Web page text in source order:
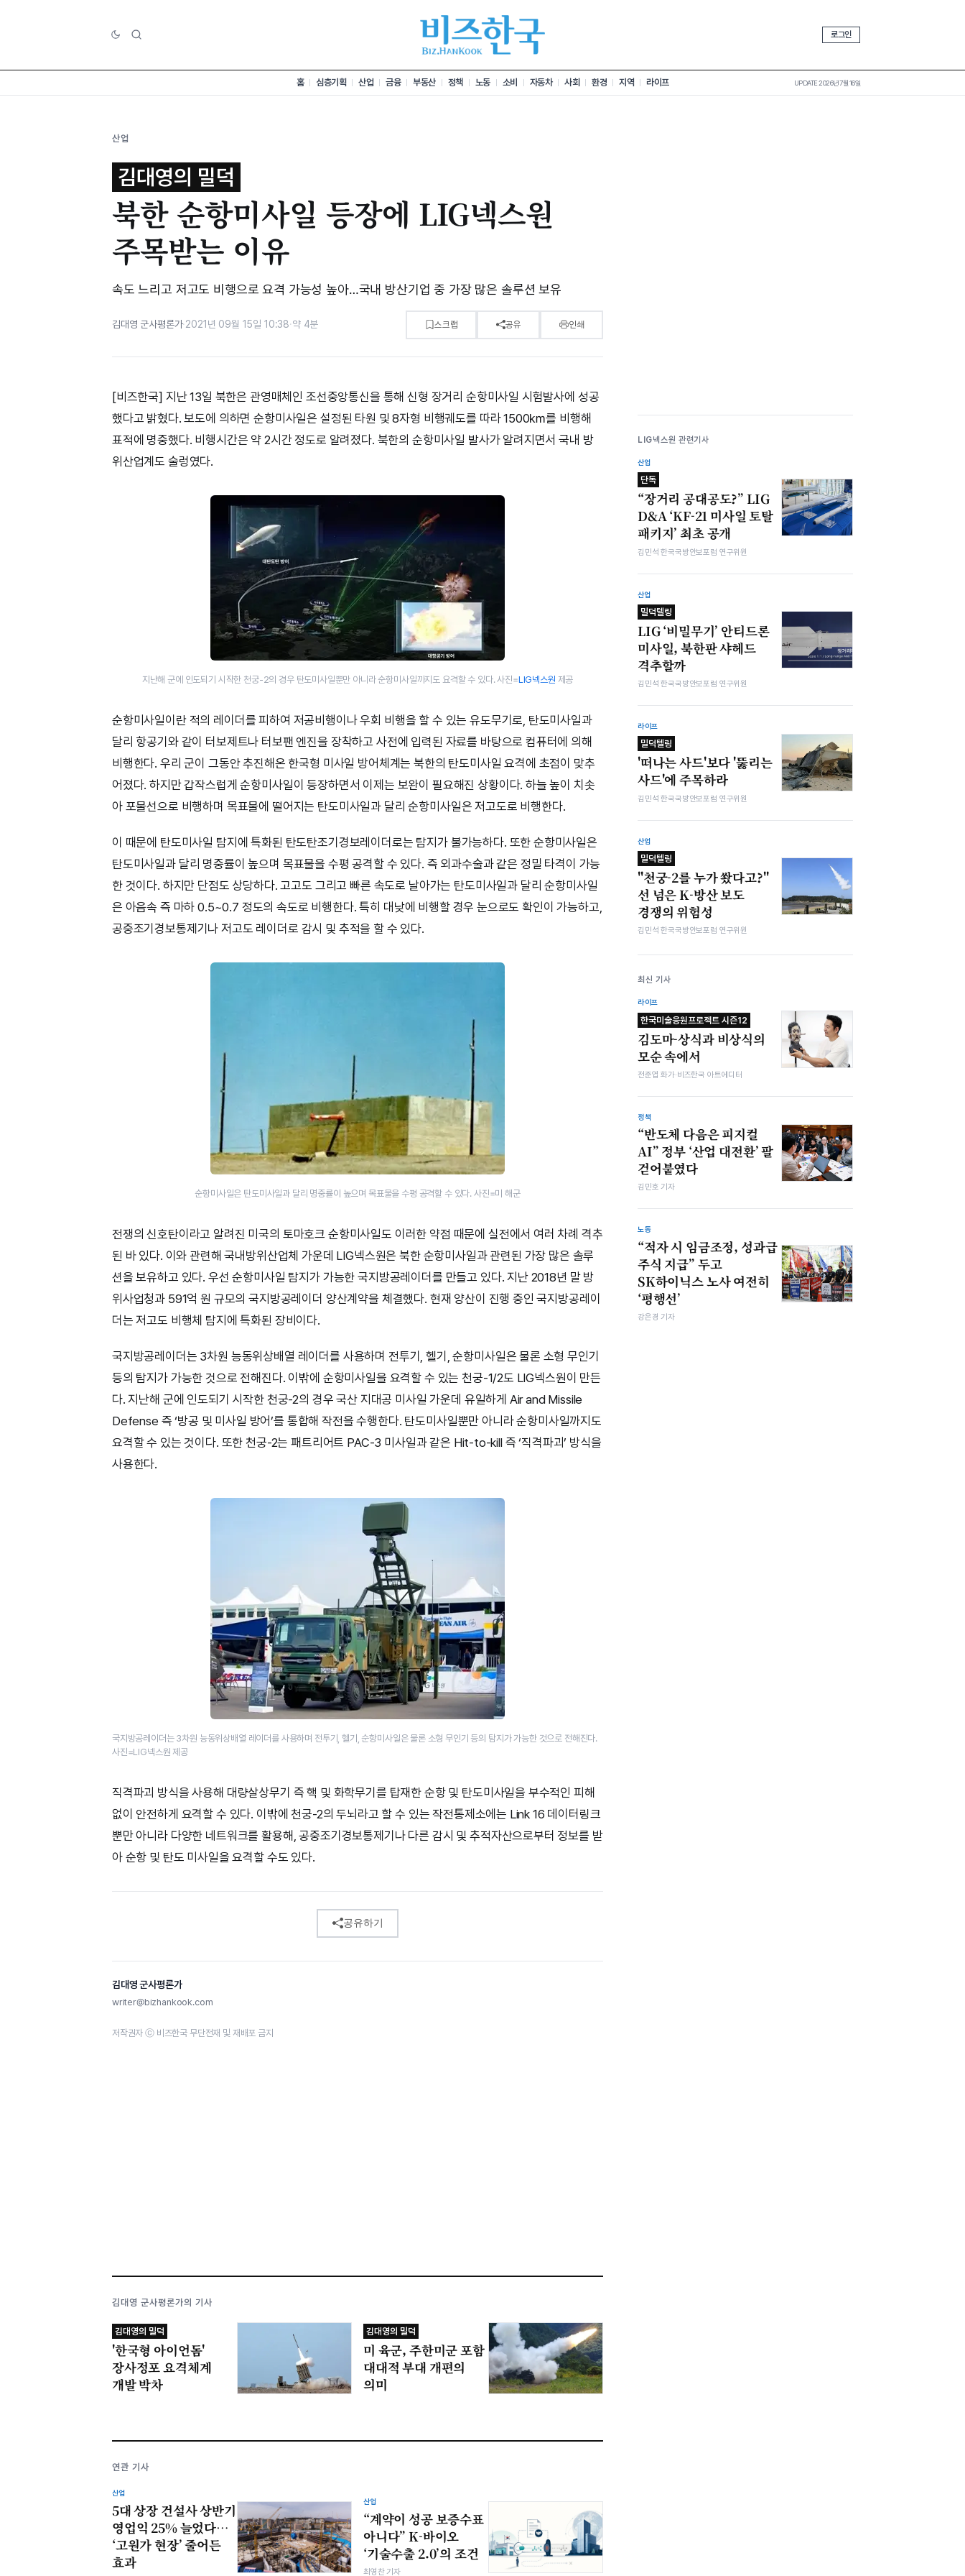
로그인
홈 심층기획 산업 금융 부동산 정책 노동 소비 자동차 사회 환경 지역 라이프 UPDATE 2026년 7월 16일
산업
김대영의 밀덕
북한 순항미사일 등장에 LIG넥스원
주목받는 이유
속도 느리고 저고도 비행으로 요격 가능성 높아…국내 방산기업 중 가장 많은 솔루션 보유
김대영 군사평론가·2021년 09월 15일 10:38·약 4분 스크랩 공유 인쇄
[비즈한국] 지난 13일 북한은 관영매체인 조선중앙통신을 통해 신형 장거리 순항미사일 시험발사에 성공
했다고 밝혔다. 보도에 의하면 순항미사일은 설정된 타원 및 8자형 비행궤도를 따라 1500㎞를 비행해
표적에 명중했다. 비행시간은 약 2시간 정도로 알려졌다. 북한의 순항미사일 발사가 알려지면서 국내 방
위산업계도 술렁였다.
지난해 군에 인도되기 시작한 천궁-2의 경우 탄도미사일뿐만 아니라 순항미사일까지도 요격할 수 있다. 사진=LIG넥스원 제공
순항미사일이란 적의 레이더를 피하여 저공비행이나 우회 비행을 할 수 있는 유도무기로, 탄도미사일과
달리 항공기와 같이 터보제트나 터보팬 엔진을 장착하고 사전에 입력된 자료를 바탕으로 컴퓨터에 의해
비행한다. 우리 군이 그동안 추진해온 한국형 미사일 방어체계는 북한의 탄도미사일 요격에 초점이 맞추
어졌다. 하지만 갑작스럽게 순항미사일이 등장하면서 이제는 보완이 필요해진 상황이다. 하늘 높이 치솟
아 포물선으로 비행하며 목표물에 떨어지는 탄도미사일과 달리 순항미사일은 저고도로 비행한다.
이 때문에 탄도미사일 탐지에 특화된 탄도탄조기경보레이더로는 탐지가 불가능하다. 또한 순항미사일은
탄도미사일과 달리 명중률이 높으며 목표물을 수평 공격할 수 있다. 즉 외과수술과 같은 정밀 타격이 가능
한 것이다. 하지만 단점도 상당하다. 고고도 그리고 빠른 속도로 날아가는 탄도미사일과 달리 순항미사일
은 아음속 즉 마하 0.5~0.7 정도의 속도로 비행한다. 특히 대낮에 비행할 경우 눈으로도 확인이 가능하고,
공중조기경보통제기나 저고도 레이더로 감시 및 추적을 할 수 있다.
순항미사일은 탄도미사일과 달리 명중률이 높으며 목표물을 수평 공격할 수 있다. 사진=미 해군
전쟁의 신호탄이라고 알려진 미국의 토마호크 순항미사일도 이러한 약점 때문에 실전에서 여러 차례 격추
된 바 있다. 이와 관련해 국내방위산업체 가운데 LIG넥스원은 북한 순항미사일과 관련된 가장 많은 솔루
션을 보유하고 있다. 우선 순항미사일 탐지가 가능한 국지방공레이더를 만들고 있다. 지난 2018년 말 방
위사업청과 591억 원 규모의 국지방공레이더 양산계약을 체결했다. 현재 양산이 진행 중인 국지방공레이
더는 저고도 비행체 탐지에 특화된 장비이다.
국지방공레이더는 3차원 능동위상배열 레이더를 사용하며 전투기, 헬기, 순항미사일은 물론 소형 무인기
등의 탐지가 가능한 것으로 전해진다. 이밖에 순항미사일을 요격할 수 있는 천궁-1/2도 LIG넥스원이 만든
다. 지난해 군에 인도되기 시작한 천궁-2의 경우 국산 지대공 미사일 가운데 유일하게 Air and Missile
Defense 즉 ‘방공 및 미사일 방어’를 통합해 작전을 수행한다. 탄도미사일뿐만 아니라 순항미사일까지도
요격할 수 있는 것이다. 또한 천궁-2는 패트리어트 PAC-3 미사일과 같은 Hit-to-kill 즉 ‘직격파괴’ 방식을
사용한다.
국지방공레이더는 3차원 능동위상배열 레이더를 사용하며 전투기, 헬기, 순항미사일은 물론 소형 무인기 등의 탐지가 가능한 것으로 전해진다.
사진=LIG넥스원 제공
직격파괴 방식을 사용해 대량살상무기 즉 핵 및 화학무기를 탑재한 순항 및 탄도미사일을 부수적인 피해
없이 안전하게 요격할 수 있다. 이밖에 천궁-2의 두뇌라고 할 수 있는 작전통제소에는 Link 16 데이터링크
뿐만 아니라 다양한 네트워크를 활용해, 공중조기경보통제기나 다른 감시 및 추적자산으로부터 정보를 받
아 순항 및 탄도 미사일을 요격할 수도 있다.
공유하기
김대영 군사평론가
writer@bizhankook.com
저작권자 ⓒ 비즈한국 무단전재 및 재배포 금지
김대영 군사평론가의 기사
김대영의 밀덕
'한국형 아이언돔'
장사정포 요격체계
개발 박차
김대영의 밀덕
미 육군, 주한미군 포함
대대적 부대 개편의
의미
연관 기사
산업
5대 상장 건설사 상반기
영업익 25% 늘었다…
‘고원가 현장’ 줄어든
효과
산업
“계약이 성공 보증수표
아니다” K-바이오
‘기술수출 2.0’의 조건
최영찬 기자
LIG넥스원 관련기사
산업
단독
“장거리 공대공도?” LIG
D&A ‘KF-21 미사일 토탈
패키지’ 최초 공개
김민석 한국국방안보포럼 연구위원
산업
밀덕텔링
LIG ‘비밀무기’ 안티드론
미사일, 북한판 샤헤드
격추할까
김민석 한국국방안보포럼 연구위원
라이프
밀덕텔링
'떠나는 사드'보다 '뚫리는
사드'에 주목하라
김민석 한국국방안보포럼 연구위원
산업
밀덕텔링
"천궁-2를 누가 쐈다고?"
선 넘은 K-방산 보도
경쟁의 위험성
김민석 한국국방안보포럼 연구위원
최신 기사
라이프
한국미술응원프로젝트 시즌12
김도마-상식과 비상식의
모순 속에서
전준엽 화가·비즈한국 아트에디터
정책
“반도체 다음은 피지컬
AI” 정부 ‘산업 대전환’ 팔
걷어붙였다
김민호 기자
노동
“적자 시 임금조정, 성과급
주식 지급” 두고
SK하이닉스 노사 여전히
‘평행선’
강은경 기자